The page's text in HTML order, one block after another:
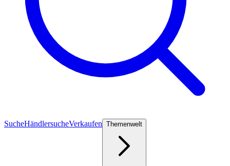
SucheHändlersucheVerkaufen Themenwelt